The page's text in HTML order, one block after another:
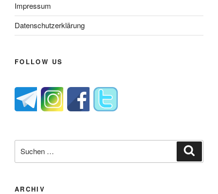
Impressum
Datenschutzerklärung
FOLLOW US
nach:
ARCHIV